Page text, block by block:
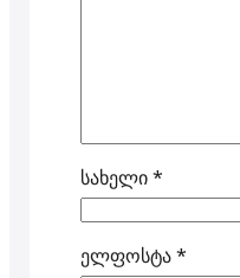
სახელი*
ელფოსტა*